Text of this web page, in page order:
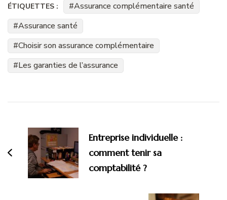
ÉTIQUETTES :
Assurance complémentaire santé
Assurance santé
Choisir son assurance complémentaire
Les garanties de l’assurance
d'article
Entreprise individuelle :
comment tenir sa
comptabilité ?